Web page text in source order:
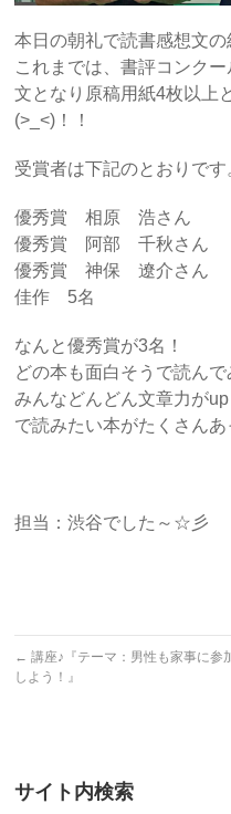
本日の朝礼で読書感想文の
これまでは、書評コンク
文となり原稿用紙4枚以上
(>_<)！！
受賞者は下記のとおりです
優秀賞 相原 浩さん
優秀賞 阿部 千秋さん
優秀賞 神保 遼介さん
佳作 5名
なんと優秀賞が3名！
どの本も面白そうで読んで
みんなどんどん文章力が
で読みたい本がたくさん
担当：渋谷でした～☆彡
← 講座♪『テーマ：男性も家事に参
しよう！』
サイト内検索